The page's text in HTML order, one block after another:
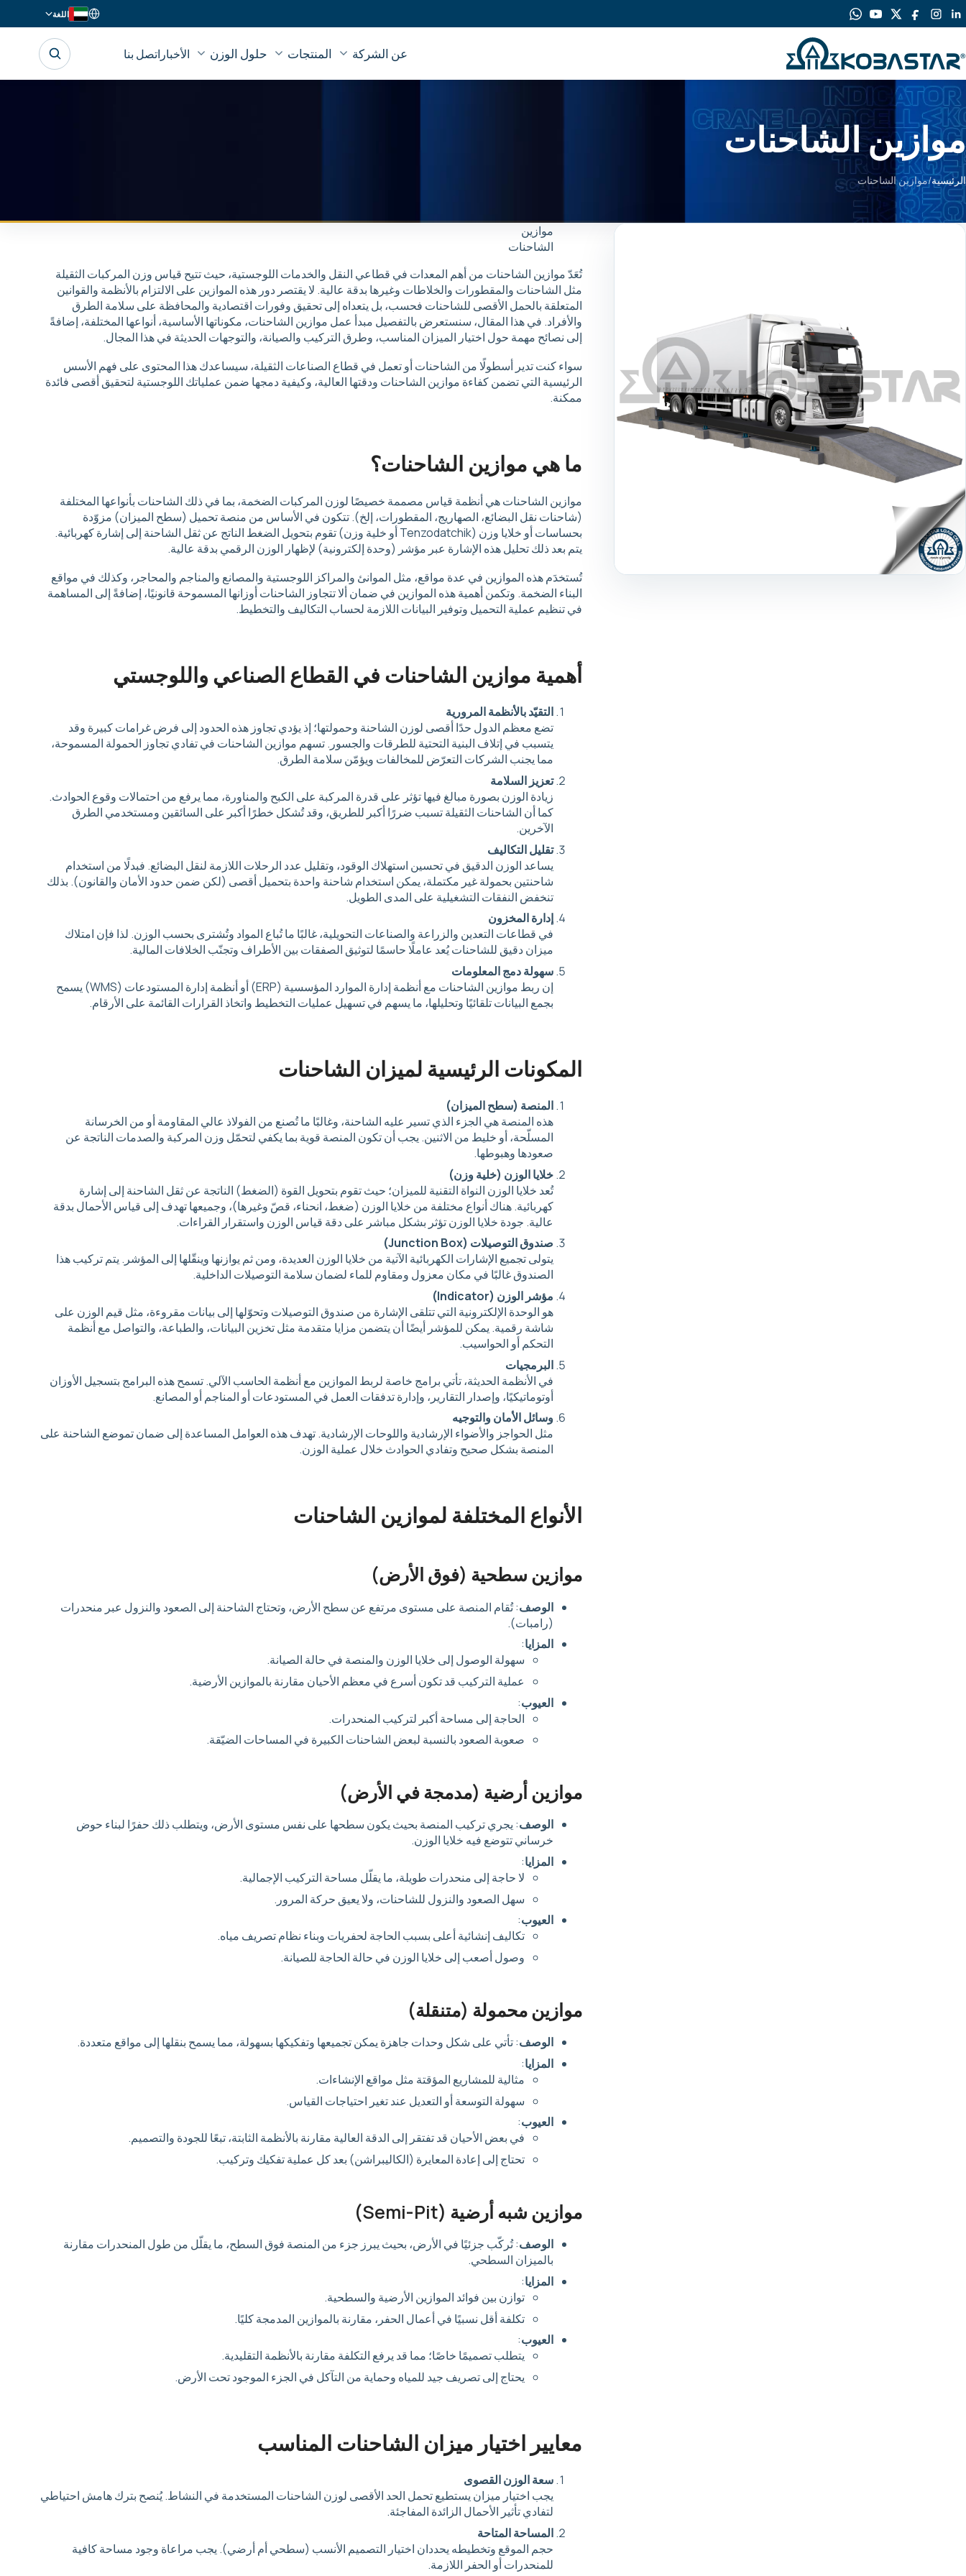
الانتقال
إلى
الرئيسي
اللغة
عن الشركة المنتجات حلول الوزن الأخبار اتصل بنا
موازين الشاحنات
الرئيسية/موازين الشاحنات
موازين
الشاحنات
تُعَدّ موازين الشاحنات من أهم المعدات في قطاعي النقل والخدمات اللوجستية، حيث تتيح قياس وزن المركبات الثقيلة
مثل الشاحنات والمقطورات والخلاطات وغيرها بدقة عالية. لا يقتصر دور هذه الموازين على الالتزام بالأنظمة والقوانين
المتعلقة بالحمل الأقصى للشاحنات فحسب، بل يتعداه إلى تحقيق وفورات اقتصادية والمحافظة على سلامة الطرق
والأفراد. في هذا المقال، سنستعرض بالتفصيل مبدأ عمل موازين الشاحنات، مكوناتها الأساسية، أنواعها المختلفة، إضافةً
إلى نصائح مهمة حول اختيار الميزان المناسب، وطرق التركيب والصيانة، والتوجهات الحديثة في هذا المجال.
سواء كنت تدير أسطولًا من الشاحنات أو تعمل في قطاع الصناعات الثقيلة، سيساعدك هذا المحتوى على فهم الأسس
الرئيسية التي تضمن كفاءة موازين الشاحنات ودقتها العالية، وكيفية دمجها ضمن عملياتك اللوجستية لتحقيق أقصى فائدة
ممكنة.
ما هي موازين الشاحنات؟
موازين الشاحنات هي أنظمة قياس مصممة خصيصًا لوزن المركبات الضخمة، بما في ذلك الشاحنات بأنواعها المختلفة
(شاحنات نقل البضائع، الصهاريج، المقطورات، إلخ). تتكون في الأساس من منصة تحميل (سطح الميزان) مزوّدة
بحساسات أو خلايا وزن (Tenzodatchik أو خلية وزن) تقوم بتحويل الضغط الناتج عن ثقل الشاحنة إلى إشارة كهربائية.
يتم بعد ذلك تحليل هذه الإشارة عبر مؤشر (وحدة إلكترونية) لإظهار الوزن الرقمي بدقة عالية.
تُستخدَم هذه الموازين في عدة مواقع، مثل الموانئ والمراكز اللوجستية والمصانع والمناجم والمحاجر، وكذلك في مواقع
البناء الضخمة. وتكمن أهمية هذه الموازين في ضمان ألا تتجاوز الشاحنات أوزانها المسموحة قانونيًا، إضافةً إلى المساهمة
في تنظيم عملية التحميل وتوفير البيانات اللازمة لحساب التكاليف والتخطيط.
أهمية موازين الشاحنات في القطاع الصناعي واللوجستي
التقيّد بالأنظمة المرورية
تضع معظم الدول حدًا أقصى لوزن الشاحنة وحمولتها؛ إذ يؤدي تجاوز هذه الحدود إلى فرض غرامات كبيرة وقد
يتسبب في إتلاف البنية التحتية للطرقات والجسور. تسهم موازين الشاحنات في تفادي تجاوز الحمولة المسموحة،
مما يجنب الشركات التعرّض للمخالفات ويؤمّن سلامة الطرق.
تعزيز السلامة
زيادة الوزن بصورة مبالغ فيها تؤثر على قدرة المركبة على الكبح والمناورة، مما يرفع من احتمالات وقوع الحوادث.
كما أن الشاحنات الثقيلة تسبب ضررًا أكبر للطريق، وقد تُشكل خطرًا أكبر على السائقين ومستخدمي الطرق
الآخرين.
تقليل التكاليف
يساعد الوزن الدقيق في تحسين استهلاك الوقود، وتقليل عدد الرحلات اللازمة لنقل البضائع. فبدلًا من استخدام
شاحنتين بحمولة غير مكتملة، يمكن استخدام شاحنة واحدة بتحميل أقصى (لكن ضمن حدود الأمان والقانون). بذلك
تنخفض النفقات التشغيلية على المدى الطويل.
إدارة المخزون
في قطاعات التعدين والزراعة والصناعات التحويلية، غالبًا ما تُباع المواد وتُشترى بحسب الوزن. لذا فإن امتلاك
ميزان دقيق للشاحنات يُعد عاملًا حاسمًا لتوثيق الصفقات بين الأطراف وتجنّب الخلافات المالية.
سهولة دمج المعلومات
إن ربط موازين الشاحنات مع أنظمة إدارة الموارد المؤسسية (ERP) أو أنظمة إدارة المستودعات (WMS) يسمح
بجمع البيانات تلقائيًا وتحليلها، ما يسهم في تسهيل عمليات التخطيط واتخاذ القرارات القائمة على الأرقام.
المكونات الرئيسية لميزان الشاحنات
المنصة (سطح الميزان)
هذه المنصة هي الجزء الذي تسير عليه الشاحنة، وغالبًا ما تُصنع من الفولاذ عالي المقاومة أو من الخرسانة
المسلّحة، أو خليط من الاثنين. يجب أن تكون المنصة قوية بما يكفي لتحمّل وزن المركبة والصدمات الناتجة عن
صعودها وهبوطها.
خلايا الوزن (خلية وزن)
تُعد خلايا الوزن النواة التقنية للميزان؛ حيث تقوم بتحويل القوة (الضغط) الناتجة عن ثقل الشاحنة إلى إشارة
كهربائية. هناك أنواع مختلفة من خلايا الوزن (ضغط، انحناء، قصّ وغيرها)، وجميعها تهدف إلى قياس الأحمال بدقة
عالية. جودة خلايا الوزن تؤثر بشكل مباشر على دقة قياس الوزن واستقرار القراءات.
صندوق التوصيلات (Junction Box)
يتولى تجميع الإشارات الكهربائية الآتية من خلايا الوزن العديدة، ومن ثم يوازنها وينقّلها إلى المؤشر. يتم تركيب هذا
الصندوق غالبًا في مكان معزول ومقاوم للماء لضمان سلامة التوصيلات الداخلية.
مؤشر الوزن (Indicator)
هو الوحدة الإلكترونية التي تتلقى الإشارة من صندوق التوصيلات وتحوّلها إلى بيانات مقروءة، مثل قيم الوزن على
شاشة رقمية. يمكن للمؤشر أيضًا أن يتضمن مزايا متقدمة مثل تخزين البيانات، والطباعة، والتواصل مع أنظمة
التحكم أو الحواسيب.
البرمجيات
في الأنظمة الحديثة، تأتي برامج خاصة لربط الموازين مع أنظمة الحاسب الآلي. تسمح هذه البرامج بتسجيل الأوزان
أوتوماتيكيًا، وإصدار التقارير، وإدارة تدفقات العمل في المستودعات أو المناجم أو المصانع.
وسائل الأمان والتوجيه
مثل الحواجز والأضواء الإرشادية واللوحات الإرشادية. تهدف هذه العوامل المساعدة إلى ضمان تموضع الشاحنة على
المنصة بشكل صحيح وتفادي الحوادث خلال عملية الوزن.
الأنواع المختلفة لموازين الشاحنات
موازين سطحية (فوق الأرض)
الوصف: تُقام المنصة على مستوى مرتفع عن سطح الأرض، وتحتاج الشاحنة إلى الصعود والنزول عبر منحدرات
(رامبات).
المزايا:
سهولة الوصول إلى خلايا الوزن والمنصة في حالة الصيانة.
عملية التركيب قد تكون أسرع في معظم الأحيان مقارنة بالموازين الأرضية.
العيوب:
الحاجة إلى مساحة أكبر لتركيب المنحدرات.
صعوبة الصعود بالنسبة لبعض الشاحنات الكبيرة في المساحات الضيّقة.
موازين أرضية (مدمجة في الأرض)
الوصف: يجري تركيب المنصة بحيث يكون سطحها على نفس مستوى الأرض، ويتطلب ذلك حفرًا لبناء حوض
خرساني تتوضع فيه خلايا الوزن.
المزايا:
لا حاجة إلى منحدرات طويلة، ما يقلّل مساحة التركيب الإجمالية.
سهل الصعود والنزول للشاحنات، ولا يعيق حركة المرور.
العيوب:
تكاليف إنشائية أعلى بسبب الحاجة لحفريات وبناء نظام تصريف مياه.
وصول أصعب إلى خلايا الوزن في حالة الحاجة للصيانة.
موازين محمولة (متنقلة)
الوصف: تأتي على شكل وحدات جاهزة يمكن تجميعها وتفكيكها بسهولة، مما يسمح بنقلها إلى مواقع متعددة.
المزايا:
مثالية للمشاريع المؤقتة مثل مواقع الإنشاءات.
سهولة التوسعة أو التعديل عند تغير احتياجات القياس.
العيوب:
في بعض الأحيان قد تفتقر إلى الدقة العالية مقارنة بالأنظمة الثابتة، تبعًا للجودة والتصميم.
تحتاج إلى إعادة المعايرة (الكاليبراشن) بعد كل عملية تفكيك وتركيب.
موازين شبه أرضية (Semi-Pit)
الوصف: تُركّب جزئيًا في الأرض، بحيث يبرز جزء من المنصة فوق السطح، ما يقلّل من طول المنحدرات مقارنة
بالميزان السطحي.
المزايا:
توازن بين فوائد الموازين الأرضية والسطحية.
تكلفة أقل نسبيًا في أعمال الحفر، مقارنة بالموازين المدمجة كليًا.
العيوب:
يتطلب تصميمًا خاصًا؛ مما قد يرفع التكلفة مقارنة بالأنظمة التقليدية.
يحتاج إلى تصريف جيد للمياه وحماية من التآكل في الجزء الموجود تحت الأرض.
معايير اختيار ميزان الشاحنات المناسب
سعة الوزن القصوى
يجب اختيار ميزان يستطيع تحمل الحد الأقصى لوزن الشاحنات المستخدمة في النشاط. يُنصح بترك هامش احتياطي
لتفادي تأثير الأحمال الزائدة المفاجئة.
المساحة المتاحة
حجم الموقع وتخطيطه يحددان اختيار التصميم الأنسب (سطحي أم أرضي). يجب مراعاة وجود مساحة كافية
للمنحدرات أو الحفر اللازمة.